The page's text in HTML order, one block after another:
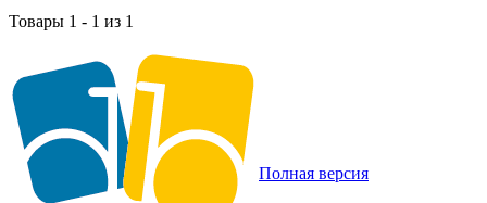
Товары 1 - 1 из 1
Полная версия